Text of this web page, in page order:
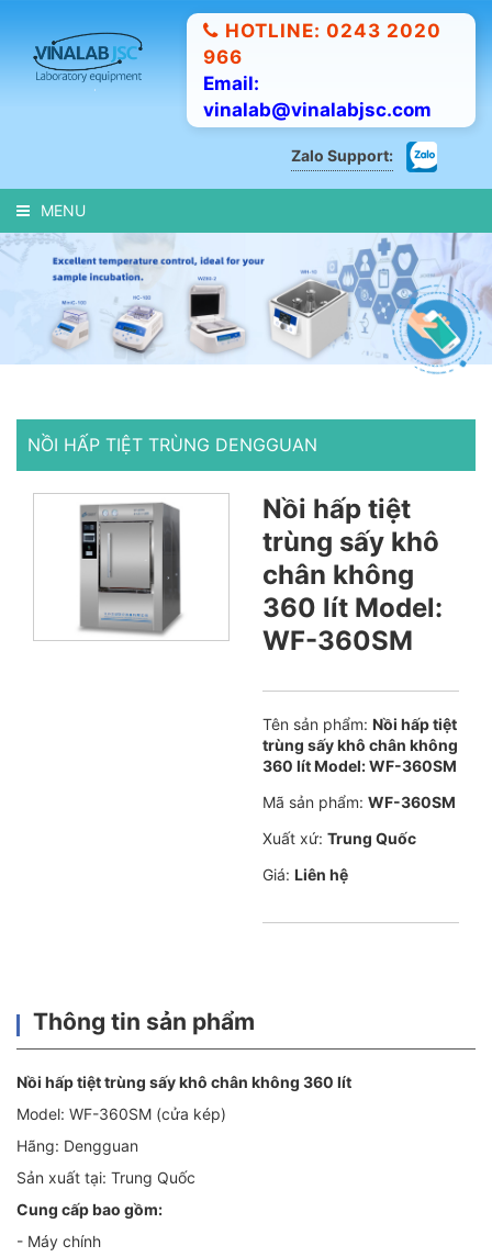
HOTLINE: 0243 2020
966
Email:
vinalab@vinalabjsc.com
Zalo Support:
MENU
NỒI HẤP TIỆT TRÙNG DENGGUAN
Nồi hấp tiệt
trùng sấy khô
chân không
360 lít Model:
WF-360SM
Tên sản phẩm: Nồi hấp tiệt
trùng sấy khô chân không
360 lít Model: WF-360SM
Mã sản phẩm: WF-360SM
Xuất xứ: Trung Quốc
Giá: Liên hệ
Thông tin sản phẩm
Nồi hấp tiệt trùng sấy khô chân không 360 lít
Model: WF-360SM (cửa kép)
Hãng: Dengguan
Sản xuất tại: Trung Quốc
Cung cấp bao gồm:
- Máy chính